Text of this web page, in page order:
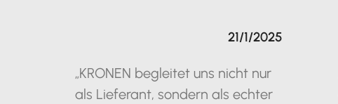
„KRONEN begleitet uns nicht nur
als Lieferant, sondern als echter
21/1/2025